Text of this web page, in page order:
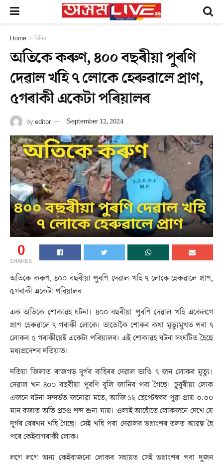
Home বিবিধ
অতিকে কৰুণ, ৪০০ বছৰীয়া পুৰণি
দেৱাল খহি ৭ লোকে হেৰুৱালে প্ৰাণ,
৫গৰাকী একেটা পৰিয়ালৰ
byeditor September 12, 2024
0
SHARES
অতিকে কৰুণ, ৪০০ বছৰীয়া পুৰণি দেৱাল খহি ৭ লোকে হেৰুৱালে প্ৰাণ,
৫গৰাকী একেটা পৰিয়ালৰ
এক অতিকে শোকাৱহ ঘটনা। ৪০০ বছৰীয়া পুৰণি দেৱাল খহি একেলগে
প্ৰাণ হেৰুৱালে ৭ গৰাকী লোকে। তাতোকৈ শোকৰ কথা মৃত্যুমুখত পৰা ৭
লোকৰ ৫ গৰাকীয়েই একেটা পৰিয়ালৰ। এই শোকাৱহ ঘটনা সংঘটিত হৈছে
মধ্যপ্ৰদেশৰ দতিয়াত।
দতিয়া জিলাত ৰাজগড় দুৰ্গৰ বাহিৰৰ দেৱাল ভাঙি ৭ জন লোকৰ মৃত্যু।
দেৱাল খন ৪০০ বছৰীয়া পুৰণি বুলি জানিব পৰা গৈছে। চুবুৰীয়া লোক
এজনে ঘটনা সন্দৰ্ভত জনোৱা মতে, আজি ১২ ছেপ্টেম্বৰৰ পুৱা প্ৰায় ৩.৩০
মান বজাত অতি প্ৰচণ্ড শব্দ শুনা যায়। ওলাই আহোঁতে লোকজনে দেখে যে
দুৰ্গৰ বেৰখন খহি গৈছে। সেই খহি পৰা দেৱালৰ ভগ্নাংশৰ তলত আৱদ্ধ হৈ
পৰে কেইবাগৰাকী লোক।
লগে লগে অন্য কেইবাজনো লোকৰ সহায়ত সেই ভগ্নাংশৰ পৰা দুজন